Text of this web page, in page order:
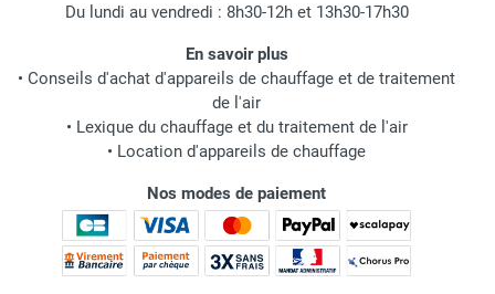
Du lundi au vendredi : 8h30-12h et 13h30-17h30
En savoir plus
• Conseils d'achat d'appareils de chauffage et de traitement
de l'air
• Lexique du chauffage et du traitement de l'air
• Location d'appareils de chauffage
Nos modes de paiement